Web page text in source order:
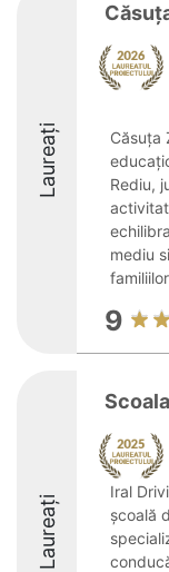
Laureați
Căsuța
Rediu,
mediu
9
Laureați
Iral
școală